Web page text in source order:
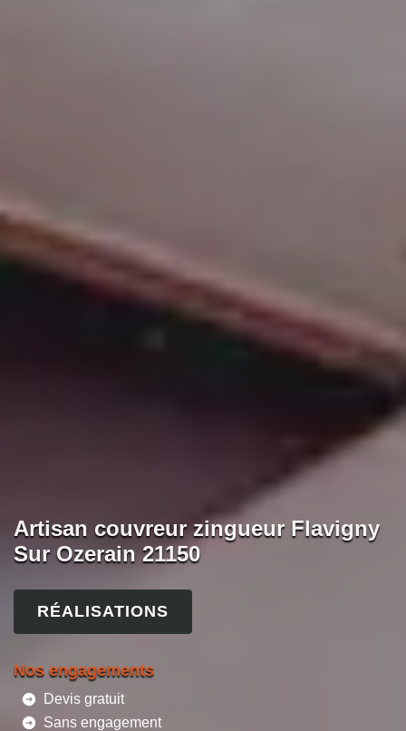
Artisan couvreur zingueur Flavigny
Sur Ozerain 21150
RÉALISATIONS
Nos engagements
Devis gratuit
Sans engagement